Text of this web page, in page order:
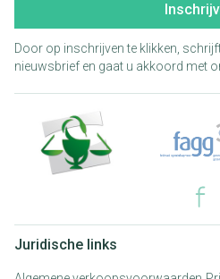
Door op inschrijven te klikken,
nieuwsbrief en gaat u akkoord met
Juridische links